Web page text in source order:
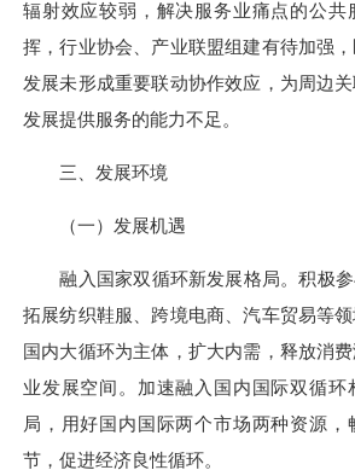
辐射效应较弱，解决服务业痛点的公共
挥，行业协会、产业联盟组建有待加强
发展未形成重要联动协作效应，为周边
发展提供服务的能力不足。
三、发展环境
（一）发展机遇
融入国家双循环新发展格局。积极参
拓展纺织鞋服、跨境电商、汽车贸易等
国内大循环为主体，扩大内需，释放消
业发展空间。加速融入国内国际双循环
局，用好国内国际两个市场两种资源，
节，促进经济良性循环。